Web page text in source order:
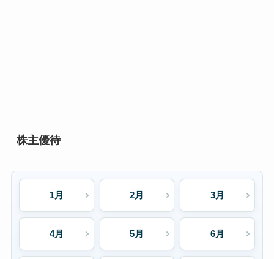
株主優待
1月 2月 3月
4月 5月 6月